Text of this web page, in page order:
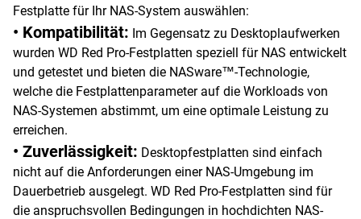
Festplatte für Ihr NAS-System auswählen:
• Kompatibilität: Im Gegensatz zu Desktoplaufwerken
wurden WD Red Pro-Festplatten speziell für NAS entwickelt
und getestet und bieten die NASware™-Technologie,
welche die Festplattenparameter auf die Workloads von
NAS-Systemen abstimmt, um eine optimale Leistung zu
erreichen.
• Zuverlässigkeit: Desktopfestplatten sind einfach
nicht auf die Anforderungen einer NAS-Umgebung im
Dauerbetrieb ausgelegt. WD Red Pro-Festplatten sind für
die anspruchsvollen Bedingungen in hochdichten NAS-